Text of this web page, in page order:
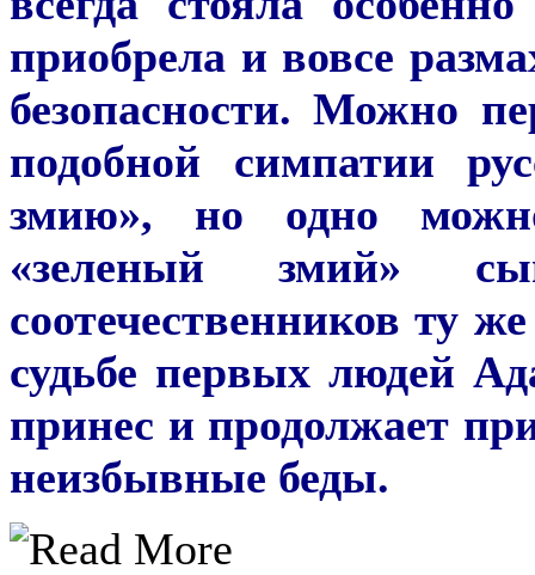
приобрела и вовсе
безопасности. Можно
подобной симпатии
змию», но одно
«зеленый змий»
соотечественников ту
судьбе первых людей
принес и продолжает
неизбывные беды.